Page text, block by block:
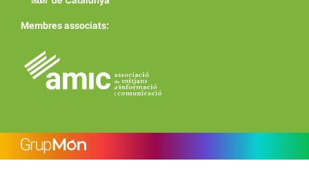
Membres associats: